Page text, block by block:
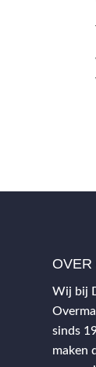
OVER
Wij bij
sinds
maken